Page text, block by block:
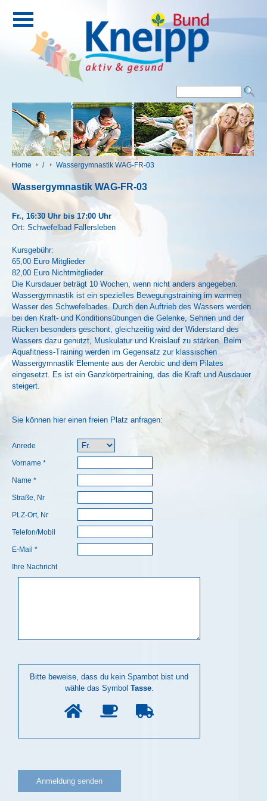
Eingang Kontakt Impressum Downloads
Home / Wassergymnastik WAG-FR-03
Wassergymnastik WAG-FR-03
Fr., 16:30 Uhr bis 17:00 Uhr
Ort: Schwefelbad Fallersleben
Kursgebühr:
65,00 Euro Mitglieder
82,00 Euro Nichtmitglieder
Die Kursdauer beträgt 10 Wochen, wenn nicht anders angegeben.
Wassergymnastik ist ein spezielles Bewegungstraining im warmen
Wasser des Schwefelbades. Durch den Auftrieb des Wassers werden
bei den Kraft- und Konditionsübungen die Gelenke, Sehnen und der
Rücken besonders geschont, gleichzeitig wird der Widerstand des
Wassers dazu genutzt, Muskulatur und Kreislauf zu stärken. Beim
Aquafitness-Training werden im Gegensatz zur klassischen
Wassergymnastik Elemente aus der Aerobic und dem Pilates
eingesetzt. Es ist ein Ganzkörpertraining, das die Kraft und Ausdauer
steigert.
Sie können hier einen freien Platz anfragen:
Anrede
Vorname *
Name *
Straße, Nr
PLZ-Ort, Nr
Telefon/Mobil
E-Mail *
Ihre Nachricht
Bitte beweise, dass du kein Spambot bist und
wähle das Symbol Tasse.